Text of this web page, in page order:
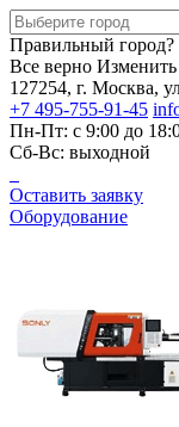
Правильный город?
Все верно Изменить
127254, г. Москва,
+7 495-755-91-45
Пн-Пт: с 9:00 до
Сб-Вс: выходной
Оставить заявку
Оборудование